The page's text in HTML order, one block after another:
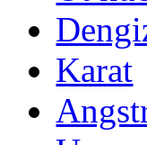
Karat